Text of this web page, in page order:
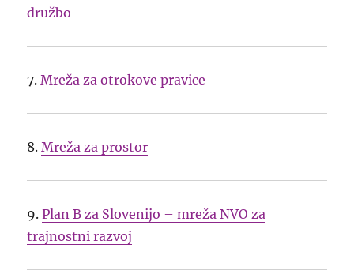
družbo
7.Mreža za otrokove pravice
8.Mreža za prostor
9.Plan B za Slovenijo – mreža NVO za
trajnostni razvoj